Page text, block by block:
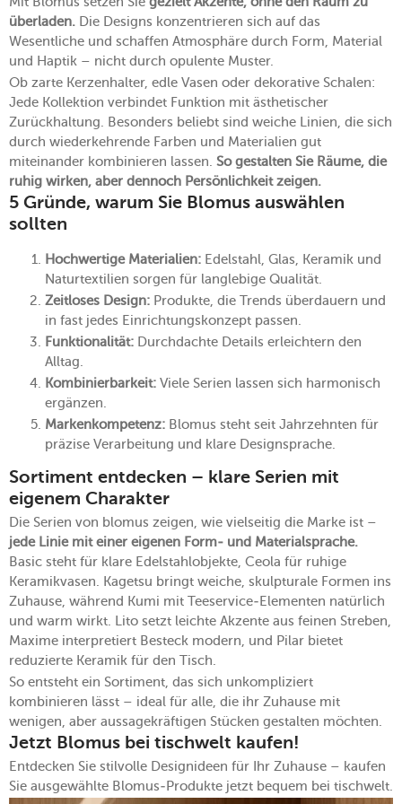
überladen. Die Designs konzentrieren sich auf das
Wesentliche und schaffen Atmosphäre durch Form, Material
und Haptik – nicht durch opulente Muster.
Ob zarte Kerzenhalter, edle Vasen oder dekorative Schalen:
Jede Kollektion verbindet Funktion mit ästhetischer
Zurückhaltung. Besonders beliebt sind weiche Linien, die sich
durch wiederkehrende Farben und Materialien gut
miteinander kombinieren lassen. So gestalten Sie Räume, die
ruhig wirken, aber dennoch Persönlichkeit zeigen.
5 Gründe, warum Sie Blomus auswählen
sollten
Hochwertige Materialien: Edelstahl, Glas, Keramik und
Naturtextilien sorgen für langlebige Qualität.
Zeitloses Design: Produkte, die Trends überdauern und
in fast jedes Einrichtungskonzept passen.
Funktionalität: Durchdachte Details erleichtern den
Alltag.
Kombinierbarkeit: Viele Serien lassen sich harmonisch
ergänzen.
Markenkompetenz: Blomus steht seit Jahrzehnten für
präzise Verarbeitung und klare Designsprache.
Sortiment entdecken – klare Serien mit
eigenem Charakter
Die Serien von blomus zeigen, wie vielseitig die Marke ist –
jede Linie mit einer eigenen Form- und Materialsprache.
Basic steht für klare Edelstahlobjekte, Ceola für ruhige
Keramikvasen. Kagetsu bringt weiche, skulpturale Formen ins
Zuhause, während Kumi mit Teeservice-Elementen natürlich
und warm wirkt. Lito setzt leichte Akzente aus feinen Streben,
Maxime interpretiert Besteck modern, und Pilar bietet
reduzierte Keramik für den Tisch.
So entsteht ein Sortiment, das sich unkompliziert
kombinieren lässt – ideal für alle, die ihr Zuhause mit
wenigen, aber aussagekräftigen Stücken gestalten möchten.
Jetzt Blomus bei tischwelt kaufen!
Entdecken Sie stilvolle Designideen für Ihr Zuhause – kaufen
Sie ausgewählte Blomus-Produkte jetzt bequem bei tischwelt.